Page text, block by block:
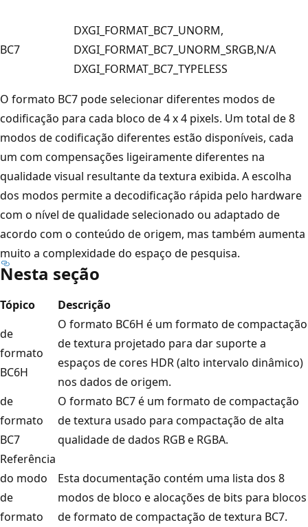
BC7
DXGI_FORMAT_BC7_UNORM,
DXGI_FORMAT_BC7_UNORM_SRGB,
DXGI_FORMAT_BC7_TYPELESS
N/A
O formato BC7 pode selecionar diferentes modos de
codificação para cada bloco de 4 x 4 pixels. Um total de 8
modos de codificação diferentes estão disponíveis, cada
um com compensações ligeiramente diferentes na
qualidade visual resultante da textura exibida. A escolha
dos modos permite a decodificação rápida pelo hardware
com o nível de qualidade selecionado ou adaptado de
acordo com o conteúdo de origem, mas também aumenta
muito a complexidade do espaço de pesquisa.
Nesta seção
Tópico
Descrição
de
formato
BC6H
O formato BC6H é um formato de compactação
de textura projetado para dar suporte a
espaços de cores HDR (alto intervalo dinâmico)
nos dados de origem.
de
formato
BC7
O formato BC7 é um formato de compactação
de textura usado para compactação de alta
qualidade de dados RGB e RGBA.
Referência
do modo
de
formato
Esta documentação contém uma lista dos 8
modos de bloco e alocações de bits para blocos
de formato de compactação de textura BC7.